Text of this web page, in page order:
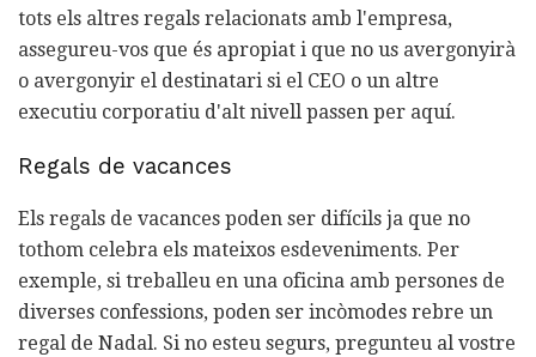
tots els altres regals relacionats amb l'empresa,
assegureu-vos que és apropiat i que no us avergonyirà
o avergonyir el destinatari si el CEO o un altre
executiu corporatiu d'alt nivell passen per aquí.
Regals de vacances
Els regals de vacances poden ser difícils ja que no
tothom celebra els mateixos esdeveniments. Per
exemple, si treballeu en una oficina amb persones de
diverses confessions, poden ser incòmodes rebre un
regal de Nadal. Si no esteu segurs, pregunteu al vostre